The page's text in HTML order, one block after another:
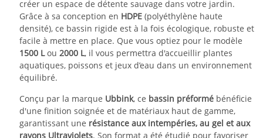
créer un espace de détente sauvage dans votre jardin.
Grâce à sa conception en HDPE (polyéthylène haute
densité), ce bassin rigide est à la fois écologique, robuste et
facile à mettre en place. Que vous optiez pour le modèle
1500 Lou 2000 L, il vous permettra d'accueillir plantes
aquatiques, poissons et jeux d’eau dans un environnement
équilibré.
Conçu par la marque Ubbink, ce bassin préformé bénéficie
d'une finition soignée et de matériaux haut de gamme,
garantissant une résistance aux intempéries, au gel et aux
rayons Ultraviolets. Son format a été étudié pour favoriser